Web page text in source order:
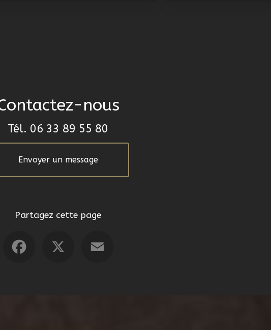
nous
Tél. 06 33 89 55 80
Envoyer un message
Partagez cette page